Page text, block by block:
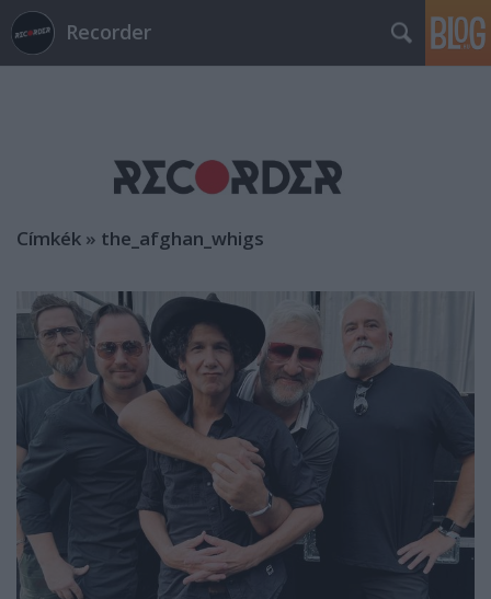
Recorder
Címkék » the_afghan_whigs